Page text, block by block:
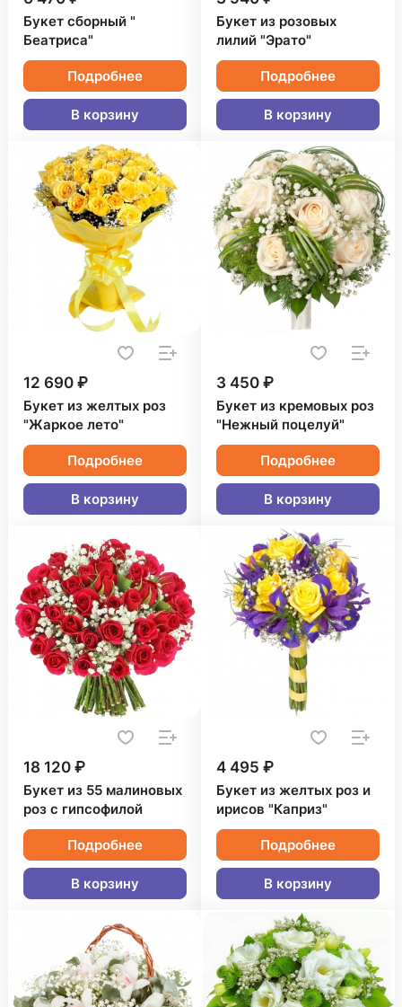
Букет сборный "
Беатриса"
Подробнее
В корзину
Букет из розовых
лилий "Эрато"
Подробнее
В корзину
12 690 ₽
Букет из желтых роз
"Жаркое лето"
Подробнее
В корзину
3 450 ₽
Букет из кремовых роз
"Нежный поцелуй"
Подробнее
В корзину
18 120 ₽
Букет из 55 малиновых
роз с гипсофилой
Подробнее
В корзину
4 495 ₽
Букет из желтых роз и
ирисов "Каприз"
Подробнее
В корзину